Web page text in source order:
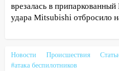
11:05 12 человек
ранения после атаки
10:51
В Ульяновской
перехвачены четыре
врезалась в
удара Mitsubishi отбросило
Новости Происшествия
#атака беспилотников